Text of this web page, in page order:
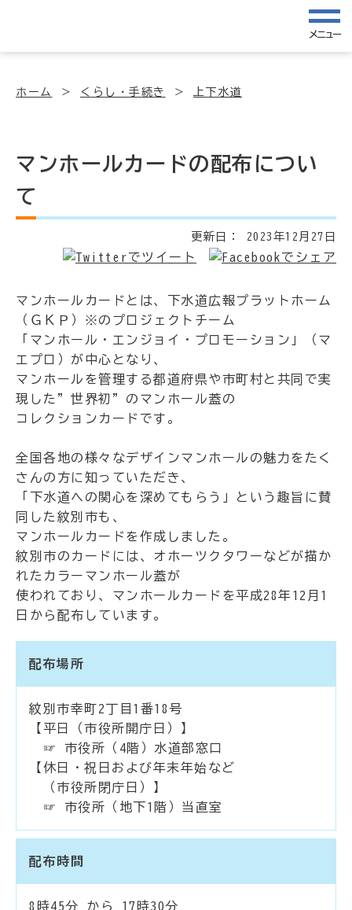
メニュー
ホーム くらし・手続き 上下水道
マンホールカードの配布につい
て
更新日： 2023年12月27日
マンホールカードとは、下水道広報プラットホーム
（ＧＫＰ）※のプロジェクトチーム
「マンホール・エンジョイ・プロモーション」（マ
エプロ）が中心となり、
マンホールを管理する都道府県や市町村と共同で実
現した”世界初”のマンホール蓋の
コレクションカードです。
全国各地の様々なデザインマンホールの魅力をたく
さんの方に知っていただき、
「下水道への関心を深めてもらう」という趣旨に賛
同した紋別市も、
マンホールカードを作成しました。
紋別市のカードには、オホーツクタワーなどが描か
れたカラーマンホール蓋が
使われており、マンホールカードを平成28年12月1
日から配布しています。
配布場所
紋別市幸町2丁目1番18号
【平日（市役所開庁日）】
☞ 市役所（4階）水道部窓口
【休日・祝日および年末年始など
（市役所閉庁日）】
☞ 市役所（地下1階）当直室
配布時間
8時45分 から 17時30分